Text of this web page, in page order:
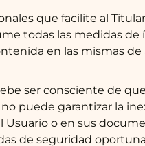
que facilite al
todas las medidas
en las mismas
ser consciente de
puede garantizar la
Usuario o en sus
de seguridad